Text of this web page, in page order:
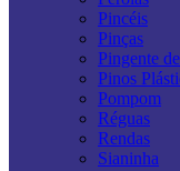
Pincéis
Pinças
Pingente
Pinos
Pompom
Réguas
Rendas
Sianinha